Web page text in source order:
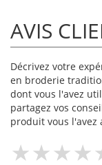
AVIS
Décrivez votre
en broderie
dont vous l'avez
partagez vos
produit vous l'avez